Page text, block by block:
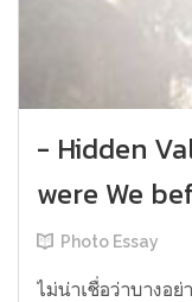
- Hidden
were We
Photo Essay
ไม่น่าเชื่อว่าบางอ